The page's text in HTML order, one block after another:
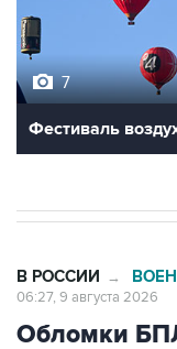
Фестиваль
Обломки
двух